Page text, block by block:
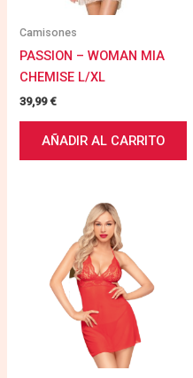
Camisones
PASSION – WOMAN MIA
CHEMISE L/XL
39,99€
AÑADIR AL CARRITO